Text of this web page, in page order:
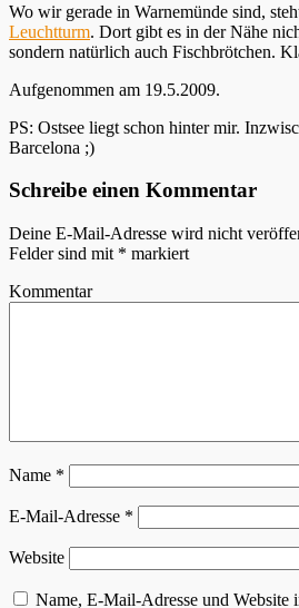
Wo wir gerade in Warnemünde sind,
Leuchtturm. Dort gibt es in der Nähe
sondern natürlich auch Fischbrötchen.
Aufgenommen am 19.5.2009.
PS: Ostsee liegt schon hinter mir.
Barcelona ;)
Schreibe einen Kommentar
Deine E-Mail-Adresse wird nicht
Felder sind mit * markiert
Kommentar
Name *
E-Mail-Adresse *
Website
Name, E-Mail-Adresse und Website